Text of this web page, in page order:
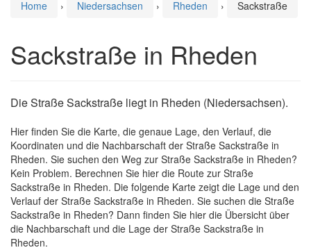
Home › Niedersachsen › Rheden › Sackstraße
Sackstraße in Rheden
Die Straße Sackstraße liegt in Rheden (Niedersachsen).
Hier finden Sie die Karte, die genaue Lage, den Verlauf, die
Koordinaten und die Nachbarschaft der Straße Sackstraße in
Rheden. Sie suchen den Weg zur Straße Sackstraße in Rheden?
Kein Problem. Berechnen Sie hier die Route zur Straße
Sackstraße in Rheden. Die folgende Karte zeigt die Lage und den
Verlauf der Straße Sackstraße in Rheden. Sie suchen die Straße
Sackstraße in Rheden? Dann finden Sie hier die Übersicht über
die Nachbarschaft und die Lage der Straße Sackstraße in
Rheden.